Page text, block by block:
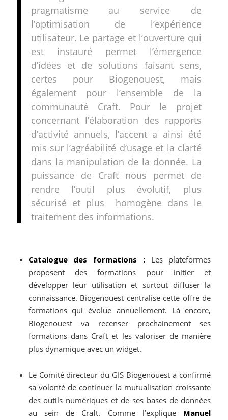
pragmatisme au service de
l’optimisation de l’expérience
utilisateur. Le partage et l’ouverture qui
est instauré permet l’émergence
d’idées et de solutions faisant sens,
certes pour Biogenouest, mais
également pour l’ensemble de la
communauté Craft. Pour le projet
concernant l’élaboration des rapports
d’activité annuels, l’accent a ainsi été
mis sur l’agréabilité d’usage et la clarté
dans la manipulation de la donnée. La
puissance de Craft nous permet de
rendre l’outil plus évolutif, plus
sécurisé et plus homogène dans le
traitement des informations.
Catalogue des formations :Les plateformes
proposent des formations pour initier et
développer leur utilisation et surtout diffuser la
connaissance. Biogenouest centralise cette offre de
formations qui évolue annuellement. Là encore,
Biogenouest va recenser prochainement ses
formations dans Craft et les valoriser de manière
plus dynamique avec un widget.
Le Comité directeur du GIS Biogenouest a confirmé
sa volonté de continuer la mutualisation croissante
des outils numériques et de ses bases de données
au sein de Craft. Comme l’explique Manuel